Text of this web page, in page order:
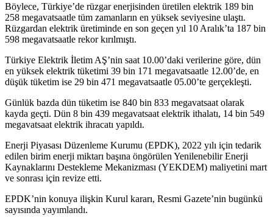
Böylece, Türkiye’de rüzgar enerjisinden üretilen elektrik 189 bin
258 megavatsaatle tüm zamanların en yüksek seviyesine ulaştı.
Rüzgardan elektrik üretiminde en son geçen yıl 10 Aralık’ta 187 bin
598 megavatsaatle rekor kırılmıştı.
Türkiye Elektrik İletim AŞ’nin saat 10.00’daki verilerine göre, dün
en yüksek elektrik tüketimi 39 bin 171 megavatsaatle 12.00’de, en
düşük tüketim ise 29 bin 471 megavatsaatle 05.00’te gerçekleşti.
Günlük bazda dün tüketim ise 840 bin 833 megavatsaat olarak
kayda geçti. Dün 8 bin 439 megavatsaat elektrik ithalatı, 14 bin 549
megavatsaat elektrik ihracatı yapıldı.
Enerji Piyasası Düzenleme Kurumu (EPDK), 2022 yılı için tedarik
edilen birim enerji miktarı başına öngörülen Yenilenebilir Enerji
Kaynaklarını Destekleme Mekanizması (YEKDEM) maliyetini mart
ve sonrası için revize etti.
EPDK’nin konuya ilişkin Kurul kararı, Resmi Gazete’nin bugünkü
sayısında yayımlandı.